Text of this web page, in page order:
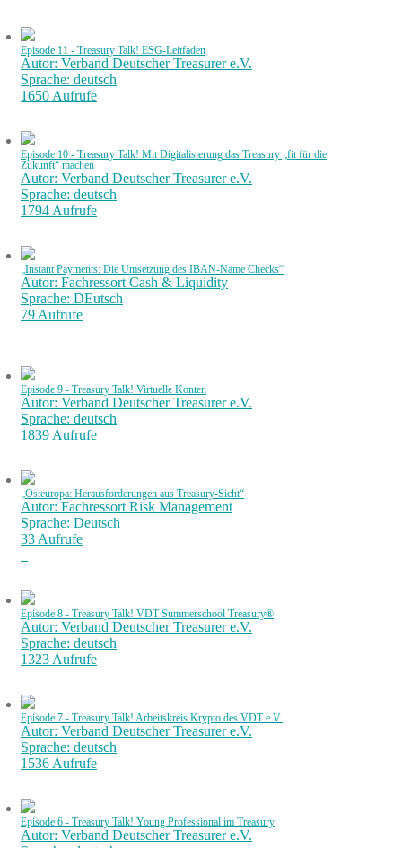
Episode 11 - Treasury Talk! ESG-Leitfaden
Autor: Verband Deutscher Treasurer e.V.
Sprache: deutsch
1650 Aufrufe
Episode 10 - Treasury Talk! Mit Digitalisierung das Treasury „fit für die
Zukunft“ machen
Autor: Verband Deutscher Treasurer e.V.
Sprache: deutsch
1794 Aufrufe
„Instant Payments: Die Umsetzung des IBAN-Name Checks“
Autor: Fachressort Cash & Liquidity
Sprache: DEutsch
79 Aufrufe
Episode 9 - Treasury Talk! Virtuelle Konten
Autor: Verband Deutscher Treasurer e.V.
Sprache: deutsch
1839 Aufrufe
„Osteuropa: Herausforderungen aus Treasury-Sicht“
Autor: Fachressort Risk Management
Sprache: Deutsch
33 Aufrufe
Episode 8 - Treasury Talk! VDT Summerschool Treasury®
Autor: Verband Deutscher Treasurer e.V.
Sprache: deutsch
1323 Aufrufe
Episode 7 - Treasury Talk! Arbeitskreis Krypto des VDT e.V.
Autor: Verband Deutscher Treasurer e.V.
Sprache: deutsch
1536 Aufrufe
Episode 6 - Treasury Talk! Young Professional im Treasury
Autor: Verband Deutscher Treasurer e.V.